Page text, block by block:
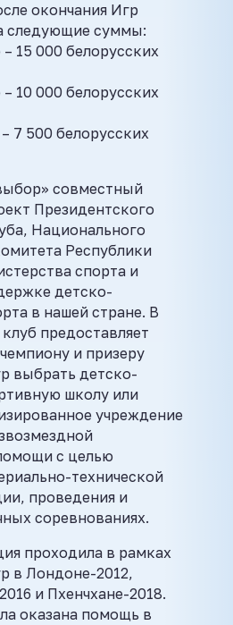
окончания Игр
следующие суммы:
15 000 белорусских
10 000 белорусских
7 500 белорусских
совместный
Президентского
Национального
Республики
спорта и
детско-
в нашей стране. В
предоставляет
и призеру
выбрать детско-
школу или
учреждение
с целью
технической
проведения и
соревнованиях.
проходила в рамках
в Лондоне-2012,
и Пхенчхане-2018.
оказана помощь в